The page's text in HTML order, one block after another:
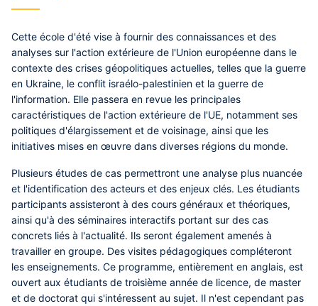
Cette école d'été vise à fournir des connaissances et des
analyses sur l'action extérieure de l'Union européenne dans le
contexte des crises géopolitiques actuelles, telles que la guerre
en Ukraine, le conflit israélo-palestinien et la guerre de
l'information. Elle passera en revue les principales
caractéristiques de l'action extérieure de l'UE, notamment ses
politiques d'élargissement et de voisinage, ainsi que les
initiatives mises en œuvre dans diverses régions du monde.
Plusieurs études de cas permettront une analyse plus nuancée
et l'identification des acteurs et des enjeux clés. Les étudiants
participants assisteront à des cours généraux et théoriques,
ainsi qu'à des séminaires interactifs portant sur des cas
concrets liés à l'actualité. Ils seront également amenés à
travailler en groupe. Des visites pédagogiques compléteront
les enseignements. Ce programme, entièrement en anglais, est
ouvert aux étudiants de troisième année de licence, de master
et de doctorat qui s'intéressent au sujet. Il n'est cependant pas